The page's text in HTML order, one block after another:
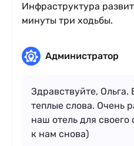
Инфраструктура
минуты три ходьбы.
Администратор
Здравствуйте, Ольга.
теплые слова. Очень
наш отель для
к нам снова)